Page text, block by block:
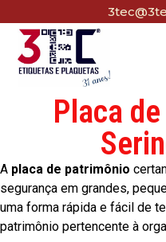
Placa
A placa de patrimônio
segurança em grandes,
uma forma rápida e fácil de
patrimônio pertencente à